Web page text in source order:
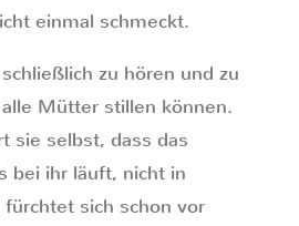
einmal schmeckt.
zu hören und zu
Mütter stillen können.
sie selbst, dass das
bei ihr läuft, nicht in
sich schon vor